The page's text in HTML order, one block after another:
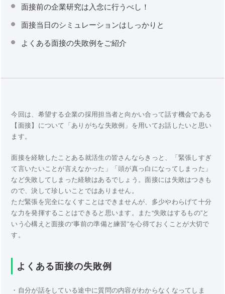
面接前の企業研究は入念に行うべし！
面接当日のシミュレーションはしっかりと
よくある面接の失敗例をご紹介
今回は、希望する企業の採用担当者と向かい合って話す機会である
【面接】について「ありがちな失敗例」を用いてお話したいと思い
ます。
面接を経験したことある就活生の皆さんならきっと、「緊張しすぎ
て言いたいことが言えなかった」「頭が真っ白になってしまった」
など失敗してしまった経験はあるでしょう。面接には失敗はつきも
ので、決して珍しいことではありません。
ただ緊張を完全になくすことはできませんが、多少やわらげて十分
な力を発揮することはできると思います。また“失敗はするもの”と
いう心構えと面接の“事前の準備と練習”を心得ておくことが大切で
す。
よくある面接の失敗例
・自分が話をしている途中に質問の内容がわからなくなってしま